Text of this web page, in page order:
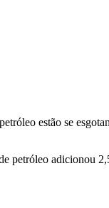
estão se
petróleo adicionou